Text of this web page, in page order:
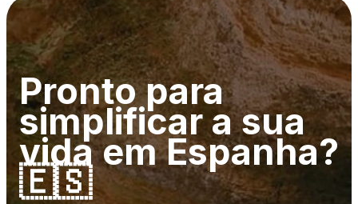
Pronto para
simplificar a sua
vida em Espanha?
🇪🇸